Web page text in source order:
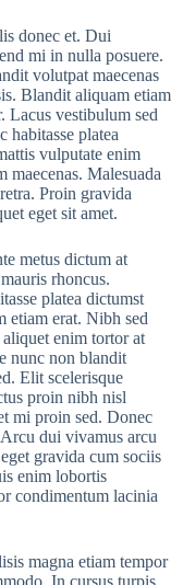
donec et. Dui
mi in nulla posuere.
volutpat maecenas
Blandit aliquam etiam
Lacus vestibulum sed
habitasse platea
vulputate enim
maecenas. Malesuada
Proin gravida
eget sit amet.
metus dictum at
rhoncus.
platea dictumst
etiam erat. Nibh sed
enim tortor at
nunc non blandit
Elit scelerisque
proin nibh nisl
mi proin sed. Donec
dui vivamus arcu
gravida cum sociis
enim lobortis
condimentum lacinia
magna etiam tempor
In cursus turpis